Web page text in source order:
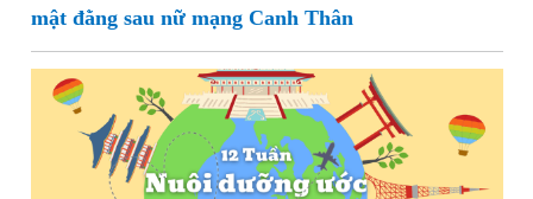
mật đằng sau nữ mạng Canh Thân